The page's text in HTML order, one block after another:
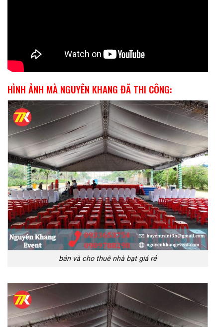
HÌNH ẢNH MÀ NGUYÊN KHANG ĐÃ THI CÔNG:
bán và cho thuê nhà bạt giá rẻ